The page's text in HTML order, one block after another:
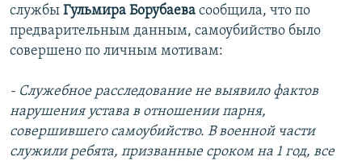
службы Гульмира Борубаева сообщила, что по
предварительным данным, самоубийство было
совершено по личным мотивам:
- Служебное расследование не выявило фактов
нарушения устава в отношении парня,
совершившего самоубийство. В военной части
служили ребята, призванные сроком на 1 год, все